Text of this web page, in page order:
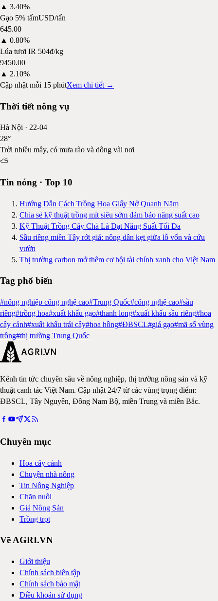
▲ 3.40%
Gạo 5% tấmUSD/tấn
645.00
▲ 0.80%
Lúa tươi IR 504đ/kg
9450.00
▲ 2.10%
Cập nhật mỗi 15 phútXem chi tiết →
Thời tiết nông vụ
Hà Nội · 22-04
28°
Trời nhiều mây, có mưa rào và dông vài nơi
⛅
Tin nóng · Top 10
Hướng Dẫn Cách Trồng Hoa Giấy Nở Quanh Năm
Chia sẻ kỹ thuật trồng mít siêu sớm đảm bảo năng suất cao
Kỹ Thuật Trồng Cây Chà Là Đạt Năng Suất Tối Đa
Sầu riêng miền Tây rớt giá: nông dân kẹt giữa lỗ vốn và cứu
vườn
Thị trường carbon mở thêm cơ hội tài chính xanh cho Việt Nam
Tag phổ biến
#nông nghiệp công nghệ cao#Trung Quốc#công nghệ cao#sầu
riêng#trồng hoa#xuất khẩu gạo#thanh long#xuất khẩu sầu riêng#hoa
cây cảnh#xuất khẩu trái cây#hoa hồng#ĐBSCL#giá gạo#mã số vùng
trồng#thị trường Trung Quốc
Kênh tin tức chuyên sâu về nông nghiệp, thị trường nông sản và kỹ
thuật canh tác Việt Nam. Cập nhật 24/7 từ các vùng trọng điểm:
ĐBSCL, Tây Nguyên, Đông Nam Bộ, miền Trung và miền Bắc.
Chuyên mục
Hoa cây cảnh
Chuyện nhà nông
Tin Nông Nghiệp
Chăn nuôi
Giá Nông Sản
Trồng trọt
Về AGRI.VN
Giới thiệu
Chính sách biên tập
Chính sách bảo mật
Điều khoản sử dụng